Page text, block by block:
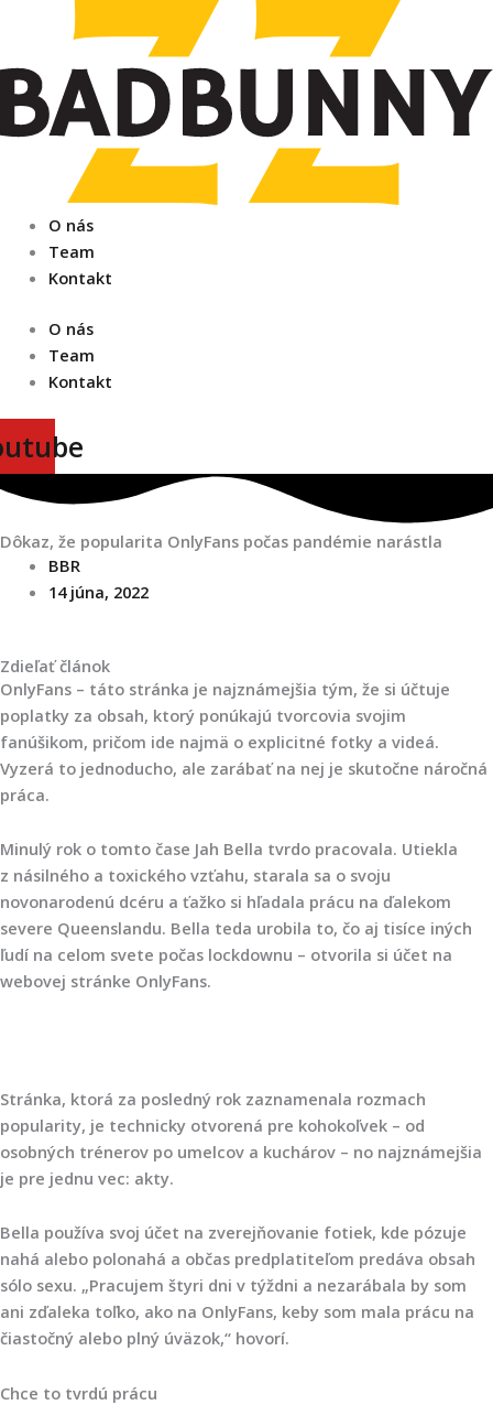
obsah
O nás
Team
Kontakt
O nás
Team
Kontakt
Dôkaz, že popularita OnlyFans počas pandémie narástla
BBR
14 júna, 2022
Zdieľať článok
OnlyFans – táto stránka je najznámejšia tým, že si účtuje
poplatky za obsah, ktorý ponúkajú tvorcovia svojim
fanúšikom, pričom ide najmä o explicitné fotky a videá.
Vyzerá to jednoducho, ale zarábať na nej je skutočne náročná
práca.
Minulý rok o tomto čase Jah Bella tvrdo pracovala. Utiekla
z násilného a toxického vzťahu, starala sa o svoju
novonarodenú dcéru a ťažko si hľadala prácu na ďalekom
severe Queenslandu. Bella teda urobila to, čo aj tisíce iných
ľudí na celom svete počas lockdownu – otvorila si účet na
webovej stránke OnlyFans.
Stránka, ktorá za posledný rok zaznamenala rozmach
popularity, je technicky otvorená pre kohokoľvek – od
osobných trénerov po umelcov a kuchárov – no najznámejšia
je pre jednu vec: akty.
Bella používa svoj účet na zverejňovanie fotiek, kde pózuje
nahá alebo polonahá a občas predplatiteľom predáva obsah
sólo sexu. „Pracujem štyri dni v týždni a nezarábala by som
ani zďaleka toľko, ako na OnlyFans, keby som mala prácu na
čiastočný alebo plný úväzok,“ hovorí.
Chce to tvrdú prácu